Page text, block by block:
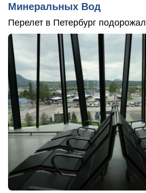
Минеральных Вод
Перелет в Петербург